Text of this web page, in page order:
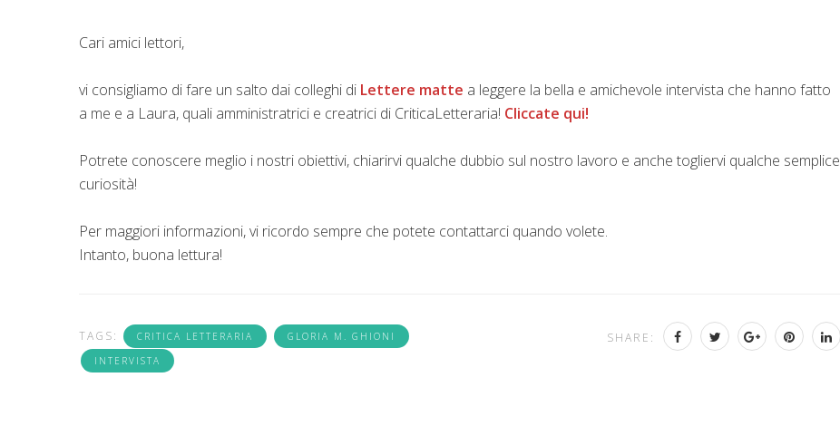
Cari amici lettori,
vi consigliamo di fare un salto dai colleghi di Lettere matte a leggere la bella e amichevole intervista che hanno fatto
a me e a Laura, quali amministratrici e creatrici di CriticaLetteraria! Cliccate qui!
Potrete conoscere meglio i nostri obiettivi, chiarirvi qualche dubbio sul nostro lavoro e anche togliervi qualche semplice
curiosità!
Per maggiori informazioni, vi ricordo sempre che potete contattarci quando volete.
Intanto, buona lettura!
TAGS: CRITICA LETTERARIA
GLORIA M. GHIONI
INTERVISTA
SHARE: